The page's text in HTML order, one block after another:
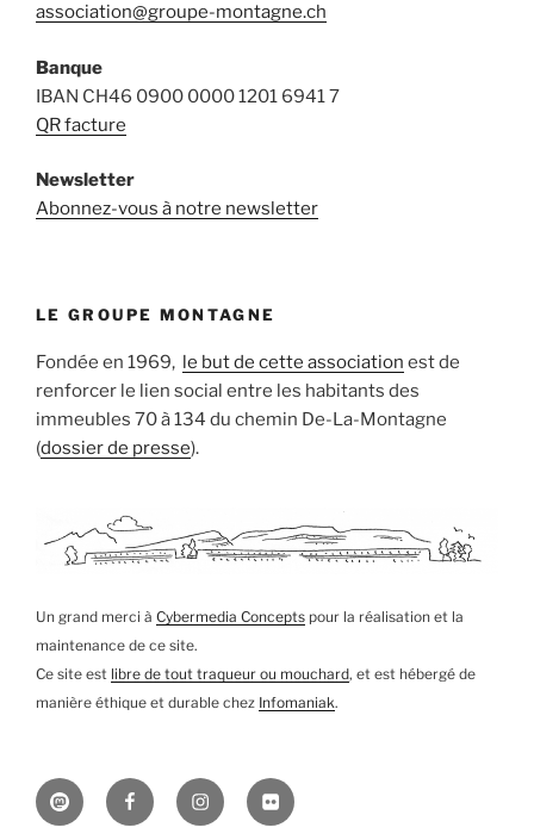
association@groupe-montagne.ch
Banque
IBAN CH46 0900 0000 1201 6941 7
QR facture
Newsletter
Abonnez-vous à notre newsletter
LE GROUPE MONTAGNE
Fondée en 1969, le but de cette association est de
renforcer le lien social entre les habitants des
immeubles 70 à 134 du chemin De-La-Montagne
(dossier de presse).
Un grand merci à Cybermedia Concepts pour la réalisation et la
maintenance de ce site.
Ce site est libre de tout traqueur ou mouchard, et est hébergé de
manière éthique et durable chez Infomaniak.
MastodonFacebookInstagramFlickr